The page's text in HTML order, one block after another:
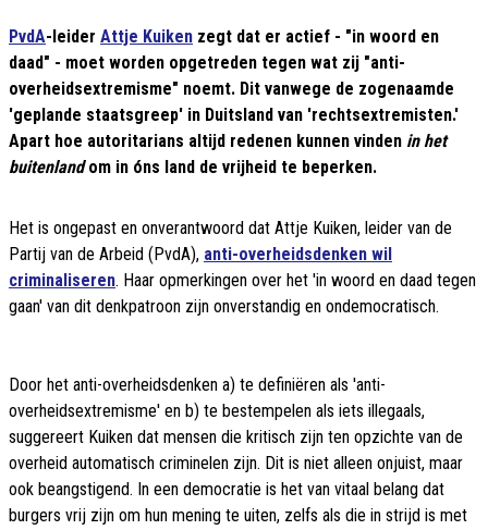
PvdA-leider Attje Kuiken zegt dat er actief - "in woord en
daad" - moet worden opgetreden tegen wat zij "anti-
overheidsextremisme" noemt. Dit vanwege de zogenaamde
'geplande staatsgreep' in Duitsland van 'rechtsextremisten.'
Apart hoe autoritarians altijd redenen kunnen vinden in het
buitenlandom in óns land de vrijheid te beperken.
Het is ongepast en onverantwoord dat Attje Kuiken, leider van de
Partij van de Arbeid (PvdA), anti-overheidsdenken wil
criminaliseren. Haar opmerkingen over het 'in woord en daad tegen
gaan' van dit denkpatroon zijn onverstandig en ondemocratisch.
Door het anti-overheidsdenken a) te definiëren als 'anti-
overheidsextremisme' en b) te bestempelen als iets illegaals,
suggereert Kuiken dat mensen die kritisch zijn ten opzichte van de
overheid automatisch criminelen zijn. Dit is niet alleen onjuist, maar
ook beangstigend. In een democratie is het van vitaal belang dat
burgers vrij zijn om hun mening te uiten, zelfs als die in strijd is met